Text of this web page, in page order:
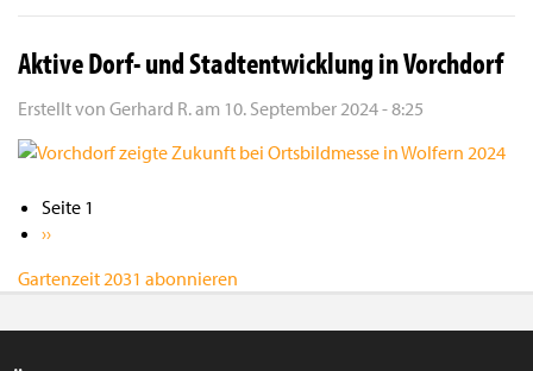
Aktive Dorf- und Stadtentwicklung in Vorchdorf
Erstellt von Gerhard R.am 10. September 2024 - 8:25
Seitennummerierung
Seite 1
Nächste
››
Gartenzeit 2031 abonnieren